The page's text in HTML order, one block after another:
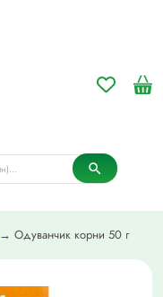
→ Одуванчик корни 50 г